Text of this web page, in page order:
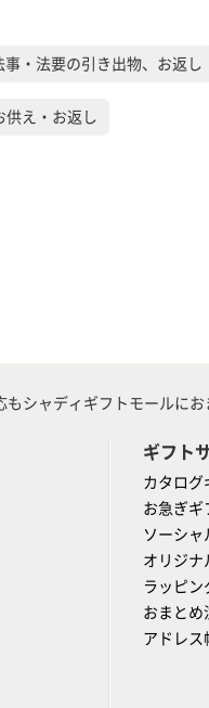
事・法要の引き出物、お返し
供え・お返し
もシャディギフトモールに
ギフト
カタログ
お急ぎギ
ソーシャ
オリジナ
ラッピン
おまとめ
アドレス